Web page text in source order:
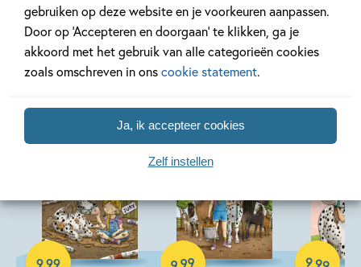
gebruiken op deze website en je voorkeuren aanpassen.
Door op ‘Accepteren en doorgaan’ te klikken, ga je
akkoord met het gebruik van alle categorieën cookies
zoals omschreven in onscookie statement.
Ja, ik accepteer cookies
Zelf instellen
Andere boeken uit de serie 'Stip'
9,99
Hardcover
99
Hardcover
9,
Hardcover